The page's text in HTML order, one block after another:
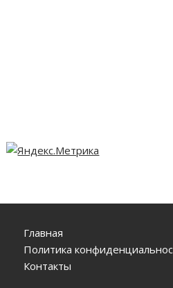
Главная
Политика
Контакты